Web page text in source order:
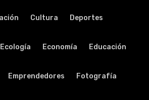
Cultura Deportes
Ecología Economía Educación
Emprendedores Fotografía